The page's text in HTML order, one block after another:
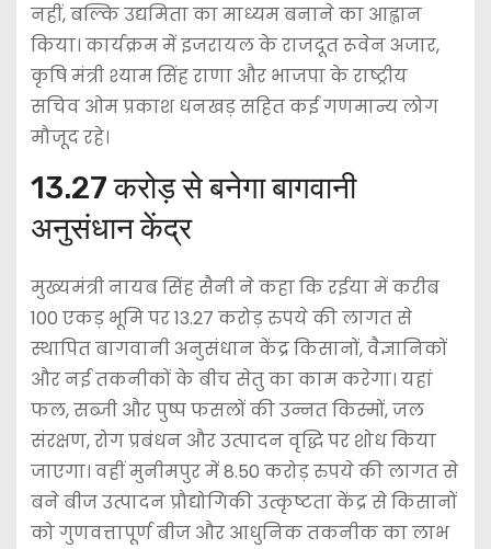
नहीं, बल्कि उद्यमिता का माध्यम बनाने का आह्वान
किया। कार्यक्रम में इजरायल के राजदूत रूवेन अजार,
कृषि मंत्री श्याम सिंह राणा और भाजपा के राष्ट्रीय
सचिव ओम प्रकाश धनखड़ सहित कई गणमान्य लोग
मौजूद रहे।
13.27 करोड़ से बनेगा बागवानी
अनुसंधान केंद्र
मुख्यमंत्री नायब सिंह सैनी ने कहा कि रईया में करीब
100 एकड़ भूमि पर 13.27 करोड़ रुपये की लागत से
स्थापित बागवानी अनुसंधान केंद्र किसानों, वैज्ञानिकों
और नई तकनीकों के बीच सेतु का काम करेगा। यहां
फल, सब्जी और पुष्प फसलों की उन्नत किस्मों, जल
संरक्षण, रोग प्रबंधन और उत्पादन वृद्धि पर शोध किया
जाएगा। वहीं मुनीमपुर में 8.50 करोड़ रुपये की लागत से
बने बीज उत्पादन प्रौद्योगिकी उत्कृष्टता केंद्र से किसानों
को गुणवत्तापूर्ण बीज और आधुनिक तकनीक का लाभ